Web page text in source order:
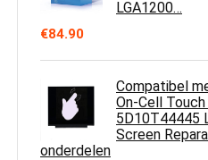
LGA1200…
€84.90
Compatibel
On-Cell
5D10T44445
Screen
onderdelen